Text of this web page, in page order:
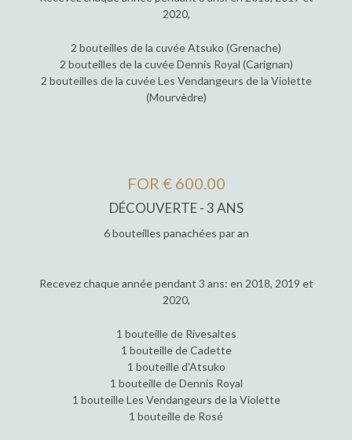
2020,
2 bouteilles de la cuvée Atsuko (Grenache)
2 bouteilles de la cuvée Dennis Royal (Carignan)
2 bouteilles de la cuvée Les Vendangeurs de la Violette
(Mourvèdre)
FOR € 600.00
DÉCOUVERTE - 3 ANS
6 bouteilles panachées par an
Recevez chaque année pendant 3 ans: en 2018, 2019 et
2020,
1 bouteille de Rivesaltes
1 bouteille de Cadette
1 bouteille d'Atsuko
1 bouteille de Dennis Royal
1 bouteille Les Vendangeurs de la Violette
1 bouteille de Rosé